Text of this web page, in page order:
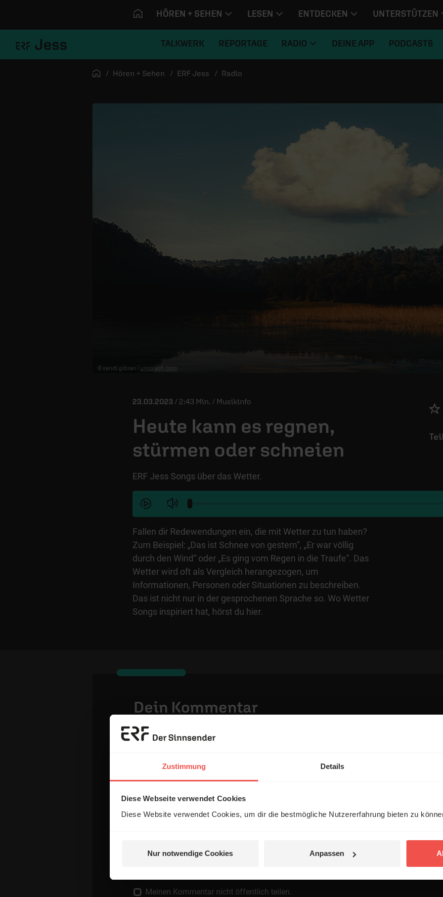
Zustimmung Details
Diese Webseite verwendet Cookies
Diese Website verwendet Cookies, um dir die bestmögliche Nutzererfahrung bieten zu
Nur notwendige Cookies Anpassen
HÖREN + SEHEN LESEN ENTDECKEN UNTERSTÜTZEN
TALKWERK REPORTAGE RADIO DEINE APP PODCASTS
Startseite
Hören + Sehen ERF Jess Radio
© sendi gibran / unsplash.com
23.03.2023 / 2:43 Min. / Musikinfo
Heute kann es regnen,
stürmen oder schneien
ERF Jess Songs über das Wetter.
Fallen dir Redewendungen ein, die mit Wetter zu tun haben?
Zum Beispiel: „Das ist Schnee von gestern“, „Er war völlig
durch den Wind“ oder „Es ging vom Regen in die Traufe“. Das
Wetter wird oft als Vergleich herangezogen, um
Informationen, Personen oder Situationen zu beschreiben.
Das ist nicht nur in der gesprochenen Sprache so. Wo Wetter
Songs inspiriert hat, hörst du hier.
Dein Kommentar
Die E-Mail-Adresse wird nicht veröffentlicht.
Meinen Kommentar nicht öffentlich teilen.